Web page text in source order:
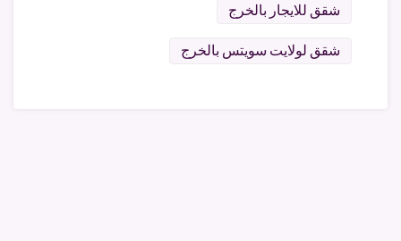
شقق للايجار بالخرج
شقق لولايت سويتس بالخرج